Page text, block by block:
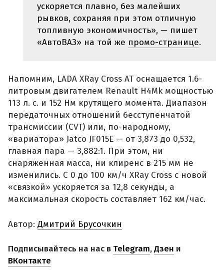
ускоряется плавно, без малейших
рывков, сохраняя при этом отличную
топливную экономичность», — пишет
«АвтоВАЗ» на той же промо-странице.
Напомним, LADA XRay Cross АТ оснащается 1.6-
литровым двигателем Renault H4Mk мощностью
113 л. с. и 152 Нм крутящего момента. Диапазон
передаточных отношений бесступенчатой
трансмиссии (CVT) или, по-народному,
«вариатора» Jatco JF015E — от 3,873 до 0,532,
главная пара — 3,882:1. При этом, ни
снаряженная масса, ни клиренс в 215 мм не
изменились. С 0 до 100 км/ч XRay Cross с новой
«связкой» ускоряется за 12,8 секунды, а
максимальная скорость составляет 162 км/час.
Автор: Дмитрий Брусочкин
Подписывайтесь на нас в Telegram,Дзен и
ВКонтакте